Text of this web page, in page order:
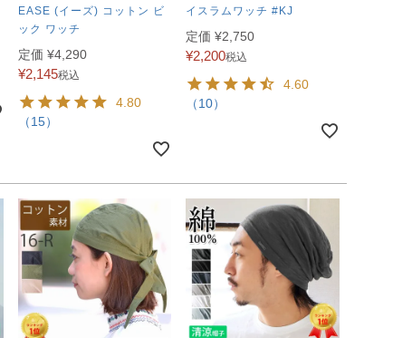
EASE (イーズ) コットン ビ
ック ワッチ
定価 ¥4,290
¥2,145税込
4.80
（15）
イスラムワッチ #KJ
定価 ¥2,750
¥2,200税込
4.60
（10）